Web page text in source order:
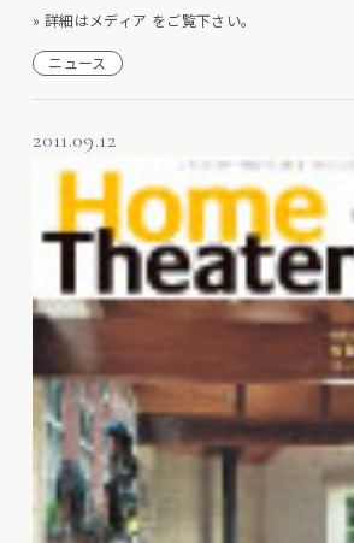
» 詳細はメディア をご覧下さい。
ニュース
2011.09.12